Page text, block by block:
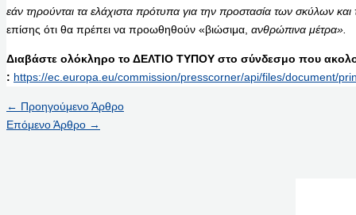
εάν τηρούνται τα ελάχιστα πρότυπα για την προστασία των σκύλων
επίσης ότι θα πρέπει να προωθηθούν «βιώσιμα, ανθρώπινα μέτρα».
Διαβάστε ολόκληρο το ΔΕΛΤΙΟ ΤΥΠΟΥ στο σύνδεσμο που
: https://ec.europa.eu/commission/presscorner/api/files/document/
← Προηγούμενο Άρθρο
Επόμενο Άρθρο →